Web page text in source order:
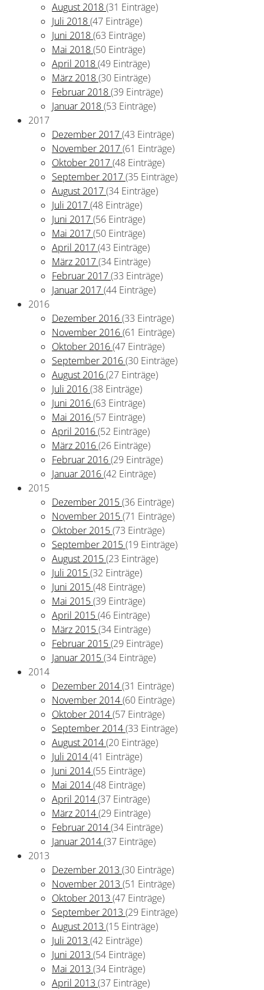
August 2018(31 Einträge)
Juli 2018(47 Einträge)
Juni 2018(63 Einträge)
Mai 2018(50 Einträge)
April 2018(49 Einträge)
März 2018(30 Einträge)
Februar 2018(39 Einträge)
Januar 2018(53 Einträge)
2017
Dezember 2017(43 Einträge)
November 2017(61 Einträge)
Oktober 2017(48 Einträge)
September 2017(35 Einträge)
August 2017(34 Einträge)
Juli 2017(48 Einträge)
Juni 2017(56 Einträge)
Mai 2017(50 Einträge)
April 2017(43 Einträge)
März 2017(34 Einträge)
Februar 2017(33 Einträge)
Januar 2017(44 Einträge)
2016
Dezember 2016(33 Einträge)
November 2016(61 Einträge)
Oktober 2016(47 Einträge)
September 2016(30 Einträge)
August 2016(27 Einträge)
Juli 2016(38 Einträge)
Juni 2016(63 Einträge)
Mai 2016(57 Einträge)
April 2016(52 Einträge)
März 2016(26 Einträge)
Februar 2016(29 Einträge)
Januar 2016(42 Einträge)
2015
Dezember 2015(36 Einträge)
November 2015(71 Einträge)
Oktober 2015(73 Einträge)
September 2015(19 Einträge)
August 2015(23 Einträge)
Juli 2015(32 Einträge)
Juni 2015(48 Einträge)
Mai 2015(39 Einträge)
April 2015(46 Einträge)
März 2015(34 Einträge)
Februar 2015(29 Einträge)
Januar 2015(34 Einträge)
2014
Dezember 2014(31 Einträge)
November 2014(60 Einträge)
Oktober 2014(57 Einträge)
September 2014(33 Einträge)
August 2014(20 Einträge)
Juli 2014(41 Einträge)
Juni 2014(55 Einträge)
Mai 2014(48 Einträge)
April 2014(37 Einträge)
März 2014(29 Einträge)
Februar 2014(34 Einträge)
Januar 2014(37 Einträge)
2013
Dezember 2013 (30 Einträge)
November 2013 (51 Einträge)
Oktober 2013 (47 Einträge)
September 2013 (29 Einträge)
August 2013 (15 Einträge)
Juli 2013 (42 Einträge)
Juni 2013 (54 Einträge)
Mai 2013 (34 Einträge)
April 2013 (37 Einträge)